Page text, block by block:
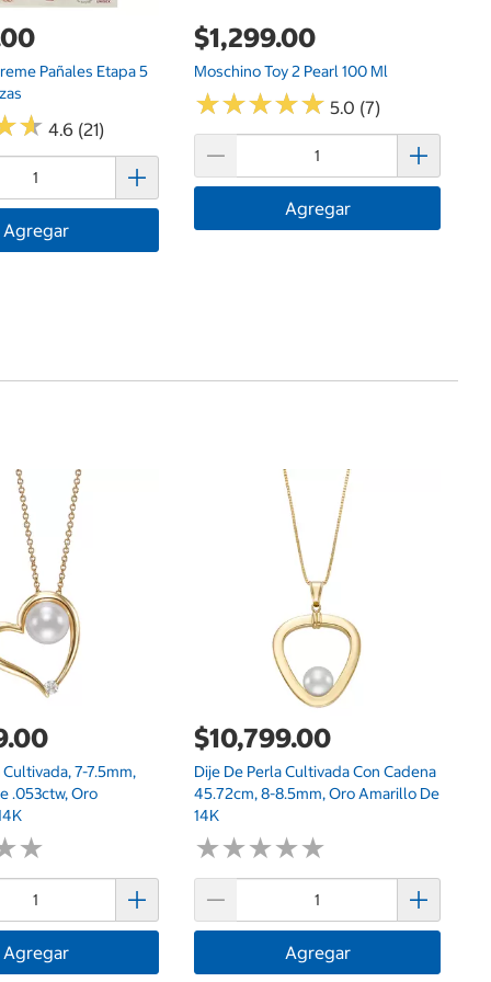
Pañales Etapa 5
★
★ 4.6 (21)
Agregar
$1,299.00
Moschino Toy 2 Pearl 100 Ml
★★★★★
★★★★★ 5.0 (7)
Agregar
7-7.5mm,
.053ctw, Oro
★
★
Agregar
$10,799.00
Dije De Perla Cultivada Con Cadena
45.72cm, 8-8.5mm, Oro Amarillo De
14K
★★★★★
★★★★★
Agregar